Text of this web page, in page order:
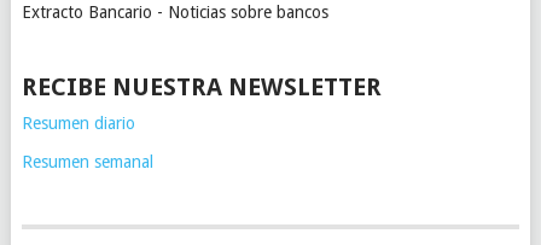
Extracto Bancario - Noticias sobre bancos
RECIBE NUESTRA NEWSLETTER
Resumen diario
Resumen semanal